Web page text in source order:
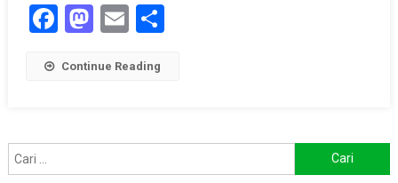
Facebook
Mastodon
EmailShare
Continue Reading
untuk: